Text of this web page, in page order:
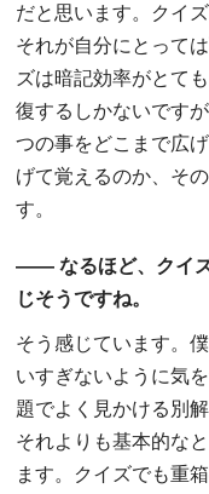
だと思います。クイ
それが自分にとって
ズは暗記効率がとて
復するしかないです
つの事をどこまで広
げて覚えるのか、そ
す。
―― なるほど、クイ
じそうですね。
そう感じています。
いすぎないように気
題でよく見かける別
それよりも基本的な
ます。クイズでも重